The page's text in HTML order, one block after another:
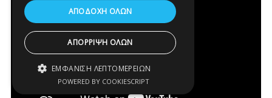
ΑΠΟΔΟΧΉ ΌΛΩΝ
ΑΠΌΡΡΙΨΗ ΌΛΩΝ
ΕΜΦΆΝΙΣΗ ΛΕΠΤΟΜΕΡΕΙΏΝ
POWERED BY COOKIESCRIPT